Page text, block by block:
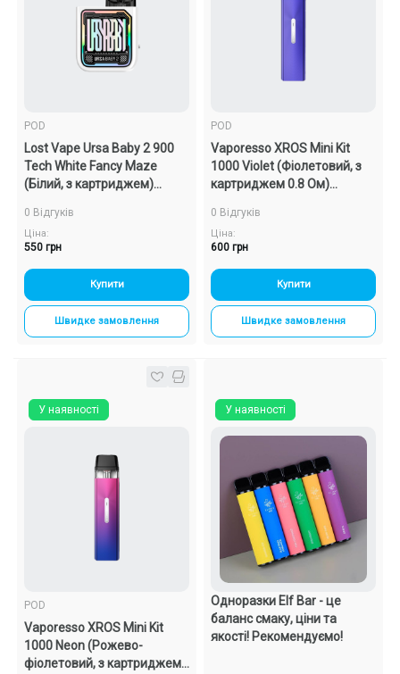
POD
Lost Vape Ursa Baby 2 900
Tech White Fancy Maze
(Білий, з картриджем)
0 Відгуків
Ціна:
550 грн
Купити
Швидке замовлення
POD
Vaporesso XROS Mini Kit
1000 Violet (Фіолетовий, з
картриджем 0.8 Ом)
0 Відгуків
Ціна:
600 грн
Купити
Швидке замовлення
У наявності
POD
Vaporesso XROS Mini Kit
1000 Neon (Рожево-
фіолетовий, з картриджем
У наявності
Одноразки Elf Bar - це
баланс смаку, ціни та
якості! Рекомендуємо!